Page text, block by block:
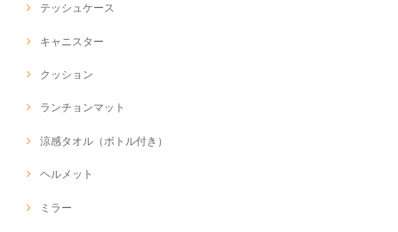
テッシュケース
キャニスター
クッション
ランチョンマット
涼感タオル（ボトル付き）
ヘルメット
ミラー